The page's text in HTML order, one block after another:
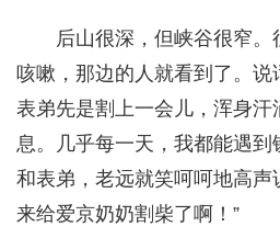
后山很深，但峡谷很窄
咳嗽，那边的人就看到了。说
表弟先是割上一会儿，浑身
息。几乎每一天，我都能遇
和表弟，老远就笑呵呵地高声
来给爱京奶奶割柴了啊！”